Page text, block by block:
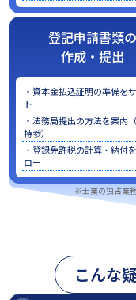
登記申請書類の
作成・提出
・資本金払込証明の準備を
ト
・法務局提出の方法を案内
持参）
・登録免許税の計算・納付
ロー
※士業の独占業
こんな